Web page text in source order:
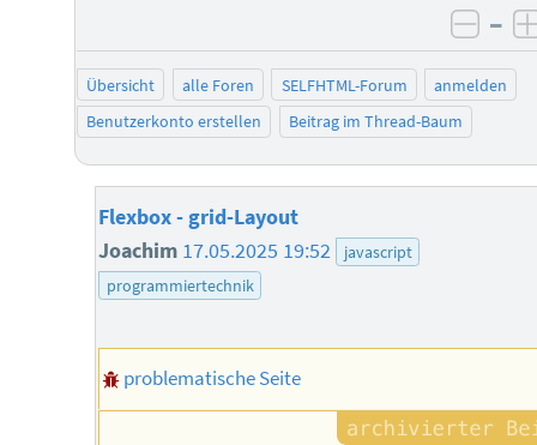
–
Übersicht alle Foren SELFHTML-Forum
anmelden
Benutzerkonto erstellen
Beitrag im Thread-Baum
Flexbox - grid-Layout
Joachim 17.05.2025 19:52
javascript
programmiertechnik
problematische Seite